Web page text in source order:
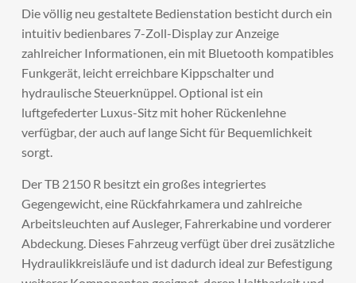
Die völlig neu gestaltete Bedienstation besticht durch ein
intuitiv bedienbares 7-Zoll-Display zur Anzeige
zahlreicher Informationen, ein mit Bluetooth kompatibles
Funkgerät, leicht erreichbare Kippschalter und
hydraulische Steuerknüppel. Optional ist ein
luftgefederter Luxus-Sitz mit hoher Rückenlehne
verfügbar, der auch auf lange Sicht für Bequemlichkeit
sorgt.
Der TB 2150 R besitzt ein großes integriertes
Gegengewicht, eine Rückfahrkamera und zahlreiche
Arbeitsleuchten auf Ausleger, Fahrerkabine und vorderer
Abdeckung. Dieses Fahrzeug verfügt über drei zusätzliche
Hydraulikkreisläufe und ist dadurch ideal zur Befestigung